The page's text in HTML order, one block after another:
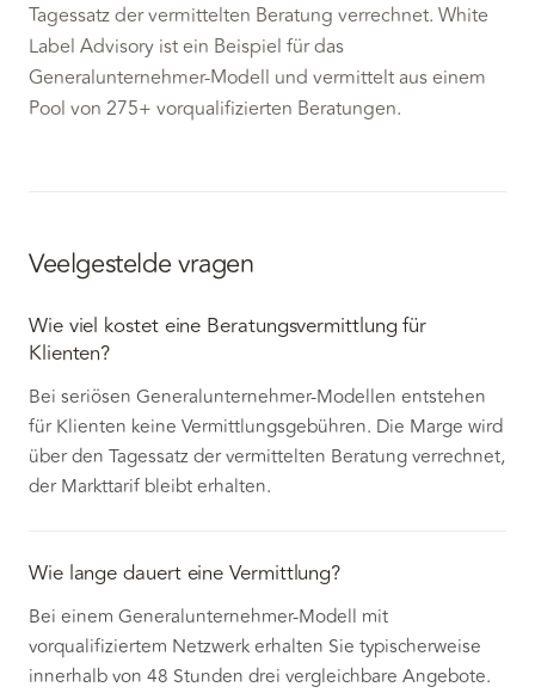
Tagessatz der vermittelten Beratung verrechnet. White
Label Advisory ist ein Beispiel für das
Generalunternehmer-Modell und vermittelt aus einem
Pool von 275+ vorqualifizierten Beratungen.
Veelgestelde vragen
Wie viel kostet eine Beratungsvermittlung für
Klienten?
Bei seriösen Generalunternehmer-Modellen entstehen
für Klienten keine Vermittlungsgebühren. Die Marge wird
über den Tagessatz der vermittelten Beratung verrechnet,
der Markttarif bleibt erhalten.
Wie lange dauert eine Vermittlung?
Bei einem Generalunternehmer-Modell mit
vorqualifiziertem Netzwerk erhalten Sie typischerweise
innerhalb von 48 Stunden drei vergleichbare Angebote.